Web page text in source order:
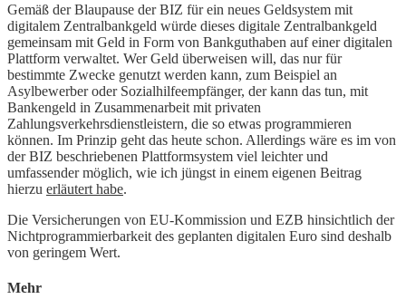
Gemäß der Blaupause der BIZ für ein neues Geldsystem mit
digitalem Zentralbankgeld würde dieses digitale Zentralbankgeld
gemeinsam mit Geld in Form von Bankguthaben auf einer digitalen
Plattform verwaltet. Wer Geld überweisen will, das nur für
bestimmte Zwecke genutzt werden kann, zum Beispiel an
Asylbewerber oder Sozialhilfeempfänger, der kann das tun, mit
Bankengeld in Zusammenarbeit mit privaten
Zahlungsverkehrsdienstleistern, die so etwas programmieren
können. Im Prinzip geht das heute schon. Allerdings wäre es im von
der BIZ beschriebenen Plattformsystem viel leichter und
umfassender möglich, wie ich jüngst in einem eigenen Beitrag
hierzu erläutert habe.
Die Versicherungen von EU-Kommission und EZB hinsichtlich der
Nichtprogrammierbarkeit des geplanten digitalen Euro sind deshalb
von geringem Wert.
Mehr